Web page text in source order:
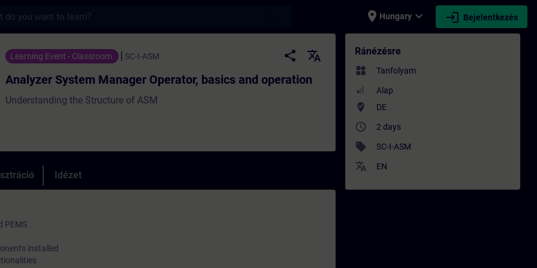
place Hungary expand_more login Bejelentkezés
System Manager Operator, basics and operation - Képzés - Képzés - Szakmai
Learning Event - Classroom SC-I-ASM share
translate
Analyzer System Manager Operator, basics and operation
Understanding the Structure of ASM
Idézet
PEMS
installed
Ránézésre
widgets Tanfolyam
Alap
where_to_vote DE
access_time 2 days
sell SC-I-ASM
translate EN